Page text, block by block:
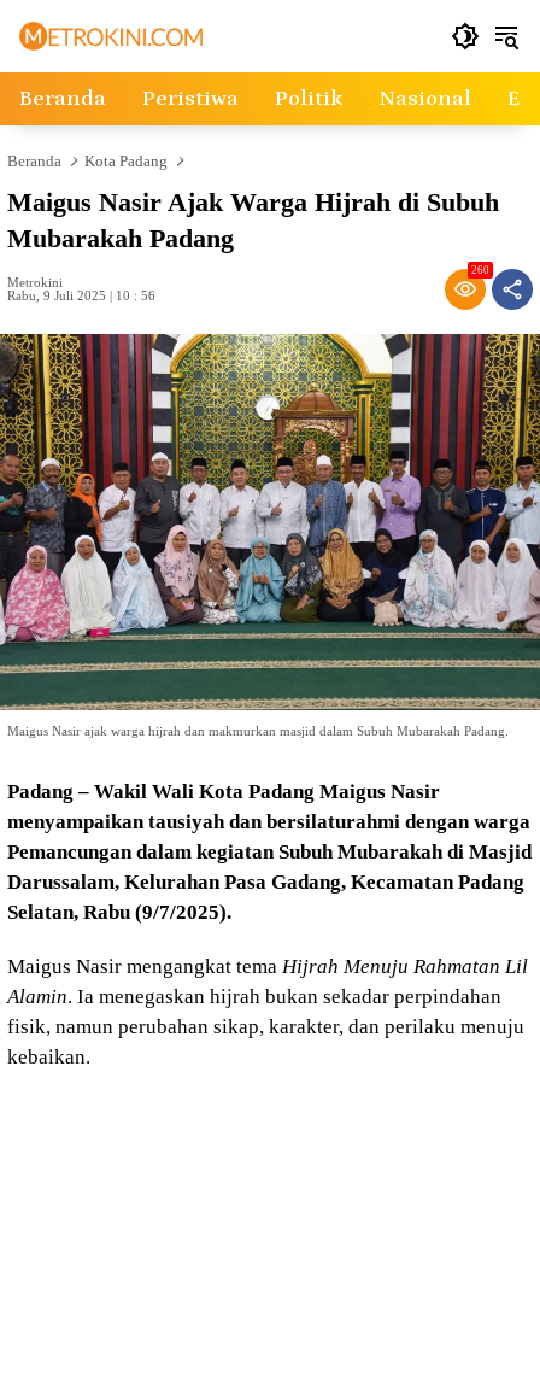
Beranda Peristiwa Politik Nasional
Beranda Kota Padang
Maigus Nasir Ajak Warga Hijrah di Subuh
Mubarakah Padang
Metrokini
Rabu, 9 Juli 2025 | 10 : 56
260
Maigus Nasir ajak warga hijrah dan makmurkan masjid dalam Subuh Mubarakah Padang.
Padang – Wakil Wali Kota Padang Maigus Nasir
menyampaikan tausiyah dan bersilaturahmi dengan warga
Pemancungan dalam kegiatan Subuh Mubarakah di Masjid
Darussalam, Kelurahan Pasa Gadang, Kecamatan Padang
Selatan, Rabu (9/7/2025).
Maigus Nasir mengangkat tema Hijrah Menuju Rahmatan Lil
Alamin. Ia menegaskan hijrah bukan sekadar perpindahan
fisik, namun perubahan sikap, karakter, dan perilaku menuju
kebaikan.